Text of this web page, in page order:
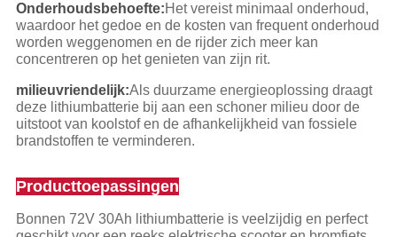
Onderhoudsbehoefte:Het vereist minimaal onderhoud,
waardoor het gedoe en de kosten van frequent onderhoud
worden weggenomen en de rijder zich meer kan
concentreren op het genieten van zijn rit.
milieuvriendelijk:Als duurzame energieoplossing draagt
deze lithiumbatterie bij aan een schoner milieu door de
uitstoot van koolstof en de afhankelijkheid van fossiele
brandstoffen te verminderen.
Producttoepassingen
Bonnen 72V 30Ah lithiumbatterie is veelzijdig en perfect